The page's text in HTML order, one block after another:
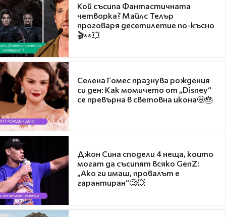
Кой съсипа Фантастичната
четворка? Майлс Телър
проговаря десетилетие по-късно
🎬👀💥
Селена Гомес празнува рождения
си ден: Как момичето от „Disney“
се превърна в световна икона🤩🎂
Джон Сина сподели 4 неща, които
могат да съсипят всяко GenZ:
„Ако ги имаш, провалът е
гарантиран“🧐💥